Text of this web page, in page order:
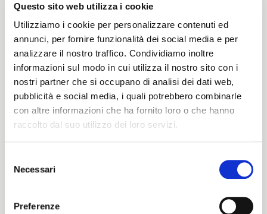
Questo sito web utilizza i cookie
Utilizziamo i cookie per personalizzare contenuti ed
annunci, per fornire funzionalità dei social media e per
analizzare il nostro traffico. Condividiamo inoltre
informazioni sul modo in cui utilizza il nostro sito con i
nostri partner che si occupano di analisi dei dati web,
pubblicità e social media, i quali potrebbero combinarle
con altre informazioni che ha fornito loro o che hanno
raccolto dal suo utilizzo dei loro servizi.
delNecessari
Preferenze
Height
150/154 CM
Washing instructions
zobWd